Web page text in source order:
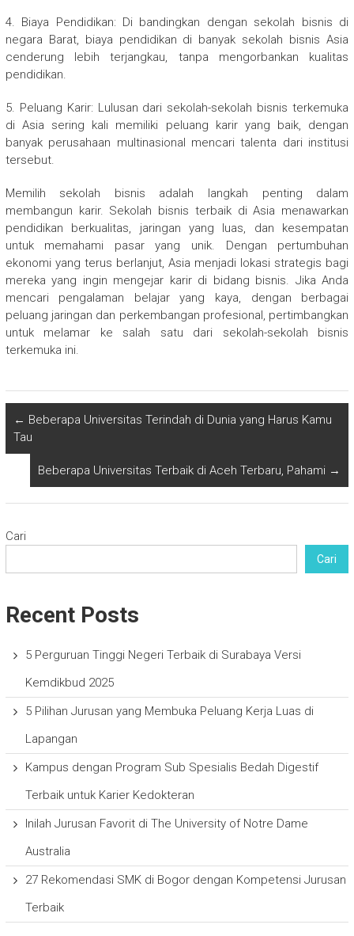
4. Biaya Pendidikan: Di bandingkan dengan sekolah bisnis di
negara Barat, biaya pendidikan di banyak sekolah bisnis Asia
cenderung lebih terjangkau, tanpa mengorbankan kualitas
pendidikan.
5. Peluang Karir: Lulusan dari sekolah-sekolah bisnis terkemuka
di Asia sering kali memiliki peluang karir yang baik, dengan
banyak perusahaan multinasional mencari talenta dari institusi
tersebut.
Memilih sekolah bisnis adalah langkah penting dalam
membangun karir. Sekolah bisnis terbaik di Asia menawarkan
pendidikan berkualitas, jaringan yang luas, dan kesempatan
untuk memahami pasar yang unik. Dengan pertumbuhan
ekonomi yang terus berlanjut, Asia menjadi lokasi strategis bagi
mereka yang ingin mengejar karir di bidang bisnis. Jika Anda
mencari pengalaman belajar yang kaya, dengan berbagai
peluang jaringan dan perkembangan profesional, pertimbangkan
untuk melamar ke salah satu dari sekolah-sekolah bisnis
terkemuka ini.
← Beberapa Universitas Terindah di Dunia yang Harus Kamu
Tau
Beberapa Universitas Terbaik di Aceh Terbaru, Pahami →
Cari
Cari
Recent Posts
5 Perguruan Tinggi Negeri Terbaik di Surabaya Versi
Kemdikbud 2025
5 Pilihan Jurusan yang Membuka Peluang Kerja Luas di
Lapangan
Kampus dengan Program Sub Spesialis Bedah Digestif
Terbaik untuk Karier Kedokteran
Inilah Jurusan Favorit di The University of Notre Dame
Australia
27 Rekomendasi SMK di Bogor dengan Kompetensi Jurusan
Terbaik